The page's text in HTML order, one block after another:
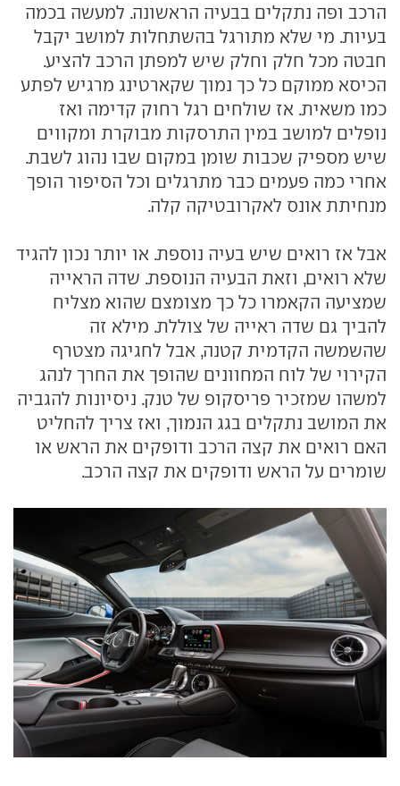
הרכב ופה נתקלים בבעיה הראשונה. למעשה בכמה
בעיות. מי שלא מתורגל בהשתחלות למושב יקבל
חבטה מכל חלק וחלק שיש למפתן הרכב להציע.
הכיסא ממוקם כל כך נמוך שקארטינג מרגיש לפתע
כמו משאית. אז שולחים רגל רחוק קדימה ואז
נופלים למושב במין התרסקות מבוקרת ומקווים
שיש מספיק שכבות שומן במקום שבו נהוג לשבת.
אחרי כמה פעמים כבר מתרגלים וכל הסיפור הופך
מנחיתת אונס לאקרובטיקה קלה.
אבל אז רואים שיש בעיה נוספת. או יותר נכון להגיד
שלא רואים, וזאת הבעיה הנוספת. שדה הראייה
שמציעה הקאמרו כל כך מצומצם שהוא מצליח
להביך גם שדה ראייה של צוללת. מילא זה
שהשמשה הקדמית קטנה, אבל לחגיגה מצטרף
הקירוי של לוח המחוונים שהופך את החרך לנהג
למשהו שמזכיר פריסקופ של טנק. ניסיונות להגביה
את המושב נתקלים בגג הנמוך, ואז צריך להחליט
האם רואים את קצה הרכב ודופקים את הראש או
שומרים על הראש ודופקים את קצה הרכב.